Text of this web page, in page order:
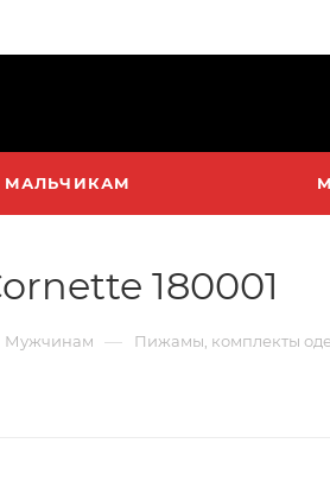
МАЛЬЧИКАМ
180001
Мужчинам — Пижамы, комплекты